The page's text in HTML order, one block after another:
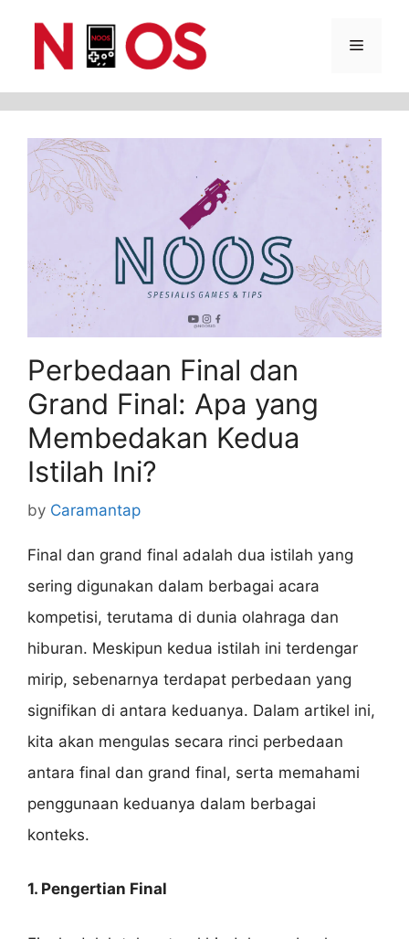
Menu
Perbedaan Final dan
Grand Final: Apa yang
Membedakan Kedua
Istilah Ini?
by Caramantap
Final dan grand final adalah dua istilah yang
sering digunakan dalam berbagai acara
kompetisi, terutama di dunia olahraga dan
hiburan. Meskipun kedua istilah ini terdengar
mirip, sebenarnya terdapat perbedaan yang
signifikan di antara keduanya. Dalam artikel ini,
kita akan mengulas secara rinci perbedaan
antara final dan grand final, serta memahami
penggunaan keduanya dalam berbagai
konteks.
1. Pengertian Final